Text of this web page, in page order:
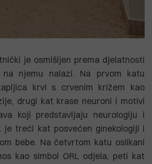
je osmišljen prema djelatnosti
njemu nalazi. Na prvom katu
krvi s crvenim križem kao
drugi kat krase neuroni i motivi
koji predstavljaju neurologiju i
je treći kat posvećen ginekologiji i
bebe. Na četvrtom katu oslikani
kao simbol ORL odjela, peti kat